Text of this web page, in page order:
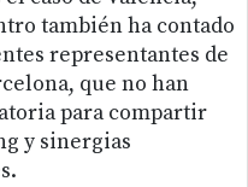
también ha contado
representantes de
que no han
para compartir
y sinergias